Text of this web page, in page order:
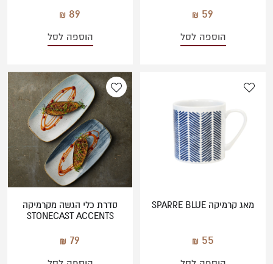
59
הוספה לסל
89
הוספה לסל
מאג קרמיקה SPARRE BLUE
55
סדרת כלי הגשה מקרמיקה
STONECAST ACCENTS
79